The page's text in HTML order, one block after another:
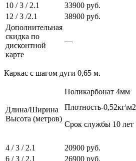
10 / 3 / 2.1
33900 руб.
12 / 3 /2.1
38900 руб.
Дополнительная
скидка по
дисконтной
карте
—
Каркас с шагом дуги 0,65 м.
Длина/Ширина
Высота (метров)
Поликарбонат 4мм
Плотность-0,52кг\м2
Срок службы 10 лет
4 / 3 / 2.1 20900 руб.
6 / 3 / 2.1
26900 руб.